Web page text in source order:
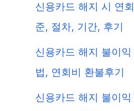
신용카드 해지 시 연
준, 절차, 기간, 후기
신용카드 해지 불이
법, 연회비 환불후기
신용카드 해지 불이